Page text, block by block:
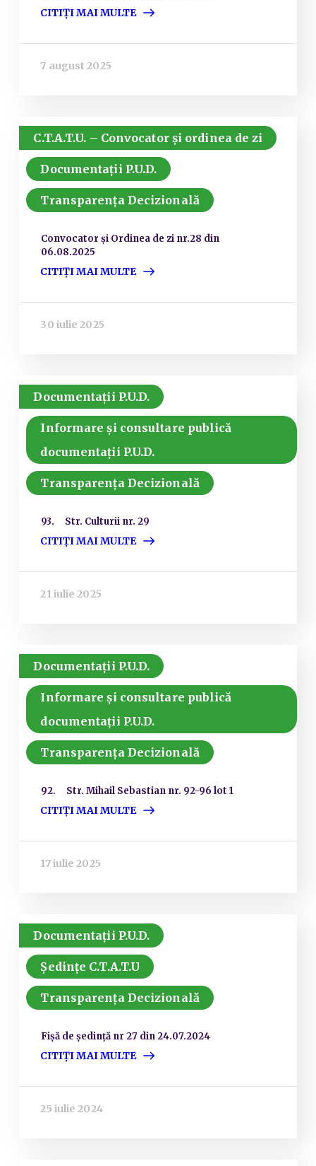
CITIȚI MAI MULTE
7 august 2025
C.T.A.T.U. – Convocator și ordinea de zi
Documentații P.U.D.
Transparența Decizională
Convocator și Ordinea de zi nr.28 din
06.08.2025
CITIȚI MAI MULTE
30 iulie 2025
Documentații P.U.D.
Informare și consultare publică
documentații P.U.D.
Transparența Decizională
93. Str. Culturii nr. 29
CITIȚI MAI MULTE
21 iulie 2025
Documentații P.U.D.
Informare și consultare publică
documentații P.U.D.
Transparența Decizională
92. Str. Mihail Sebastian nr. 92-96 lot 1
CITIȚI MAI MULTE
17 iulie 2025
Documentații P.U.D.
Ședințe C.T.A.T.U
Transparența Decizională
Fișă de ședință nr 27 din 24.07.2024
CITIȚI MAI MULTE
25 iulie 2024